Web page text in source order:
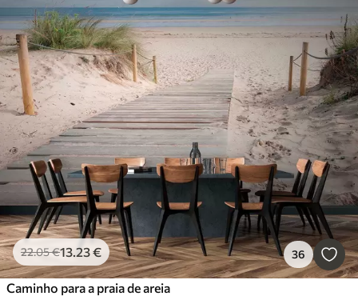
22.05€13.23€ 36
Caminho para a praia de areia